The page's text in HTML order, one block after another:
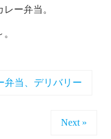
ー弁当。
弁当、デリバリー
Next »